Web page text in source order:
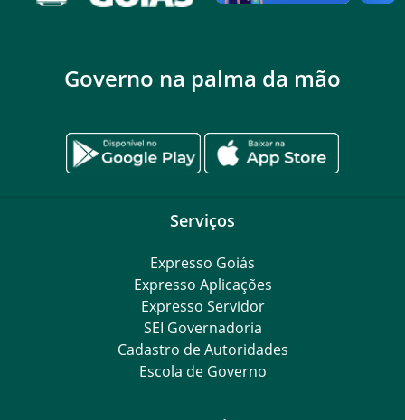
Governo na palma da mão
Serviços
Expresso Goiás
Expresso Aplicações
Expresso Servidor
SEI Governadoria
Cadastro de Autoridades
Escola de Governo